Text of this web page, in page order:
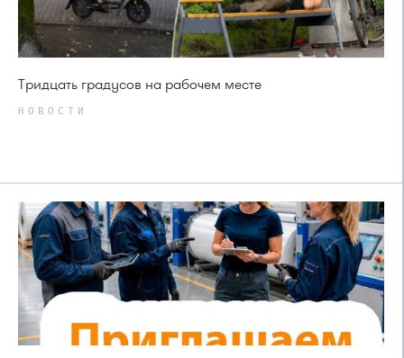
Тридцать градусов на рабочем месте
НОВОСТИ